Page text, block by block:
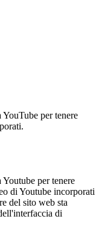
per tenere
per tenere
di Youtube incorporati
del sito web sta
di